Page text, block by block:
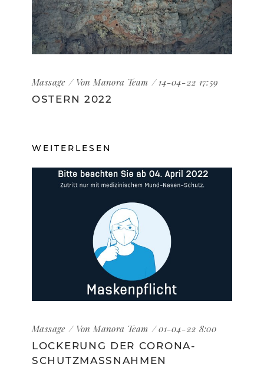
Massage Von Manora Team
14-04-22 17:59
OSTERN 2022
WEITERLESEN
Massage Von Manora Team
01-04-22 8:00
LOCKERUNG DER CORONA-
SCHUTZMASSNAHMEN